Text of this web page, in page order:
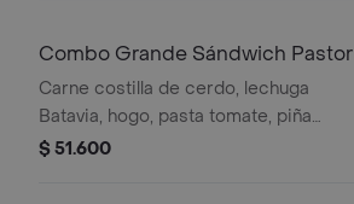
Combo Grande Sándwich Pastor
Carne costilla de cerdo, lechuga
Batavia, hogo, pasta tomate, piña
calada asada, cebolla blanca y
$ 51.600